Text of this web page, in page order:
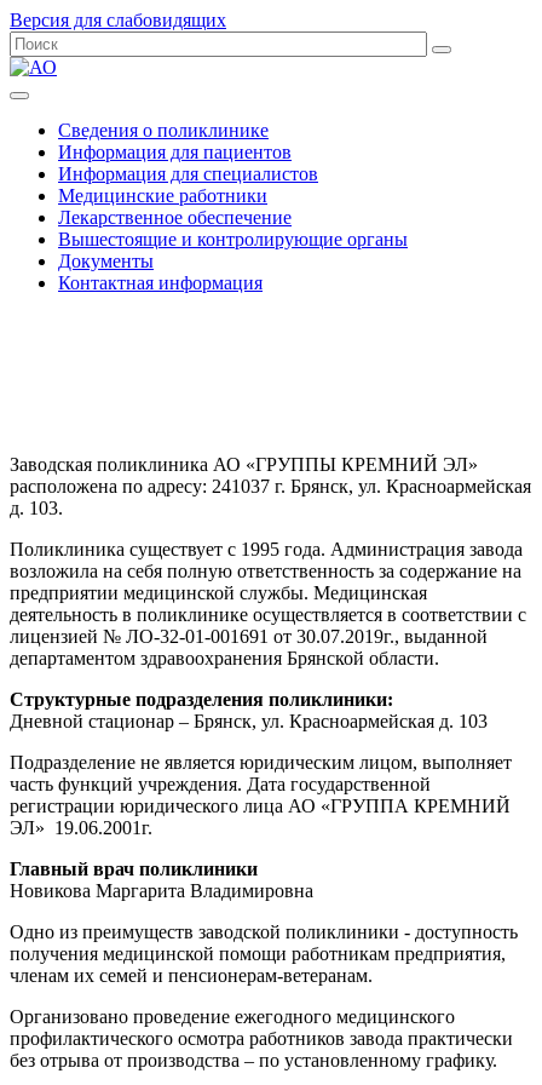
Версия для слабовидящих
Сведения о поликлинике
Информация для пациентов
Информация для специалистов
Медицинские работники
Лекарственное обеспечение
Вышестоящие и контролирующие органы
Документы
Контактная информация
Заводская поликлиника АО «ГРУППЫ КРЕМНИЙ ЭЛ»
расположена по адресу: 241037 г. Брянск, ул. Красноармейская
д. 103.
Поликлиника существует с 1995 года. Администрация завода
возложила на себя полную ответственность за содержание на
предприятии медицинской службы. Медицинская
деятельность в поликлинике осуществляется в соответствии с
лицензией № ЛО-32-01-001691 от 30.07.2019г., выданной
департаментом здравоохранения Брянской области.
Структурные подразделения поликлиники:
Дневной стационар – Брянск, ул. Красноармейская д. 103
Подразделение не является юридическим лицом, выполняет
часть функций учреждения. Дата государственной
регистрации юридического лица АО «ГРУППА КРЕМНИЙ
ЭЛ» 19.06.2001г.
Главный врач поликлиники
Новикова Маргарита Владимировна
Одно из преимуществ заводской поликлиники - доступность
получения медицинской помощи работникам предприятия,
членам их семей и пенсионерам-ветеранам.
Организовано проведение ежегодного медицинского
профилактического осмотра работников завода практически
без отрыва от производства – по установленному графику.